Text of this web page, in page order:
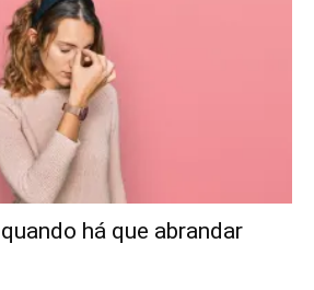
há que abrandar